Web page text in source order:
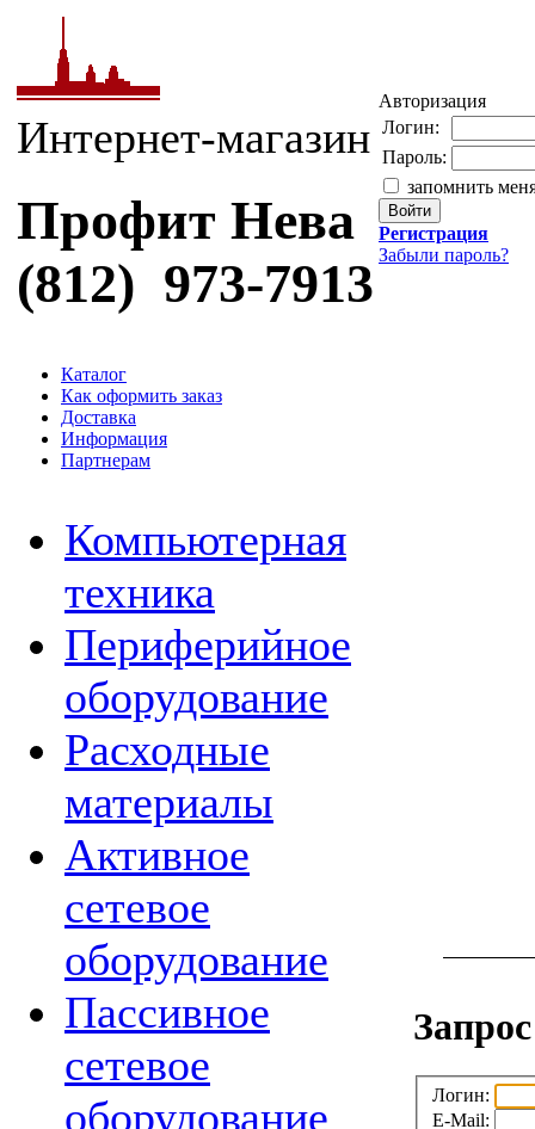
Интернет-магазин
Профит Нева
(812) 973-7913
Авторизация
Логин:
Пароль:
запомнить
Регистрация
Забыли пароль?
Каталог
Как оформить заказ
Доставка
Информация
Партнерам
Компьютерная
техника
Периферийное
оборудование
Расходные
материалы
Активное
сетевое
оборудование
Пассивное
сетевое
оборудование
Логин:
E-Mail: